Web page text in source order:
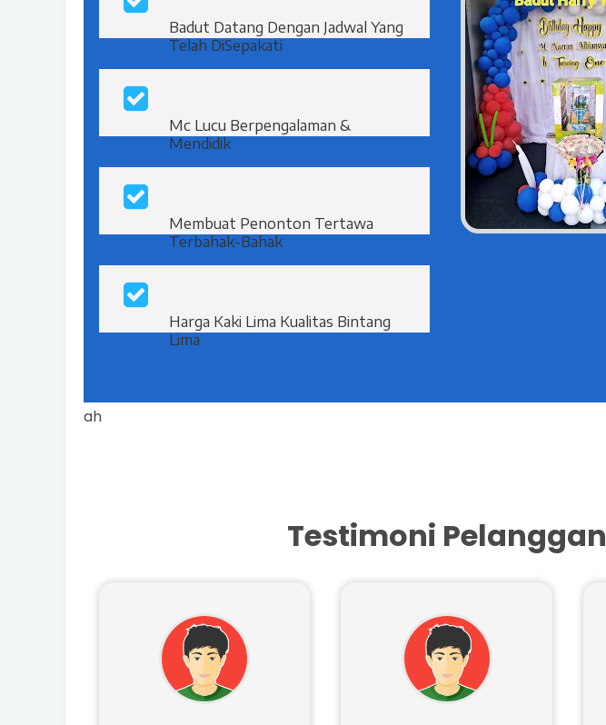
Telah DiSepakati
Mendidik
Terbahak-Bahak
Lima
Kami Paling Bawah
Testimoni Pelanggan